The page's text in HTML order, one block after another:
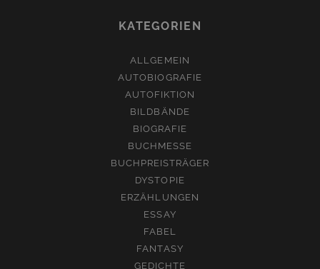
KATEGORIEN
ALLGEMEIN
AUTOBIOGRAFIE
AUTOFIKTION
BILDBÄNDE
BIOGRAFIE
BUCHMESSE
BUCHPREISTRÄGER
DYSTOPIE
ERZÄHLUNGEN
ESSAY
FABEL
FANTASY
GEDICHTE